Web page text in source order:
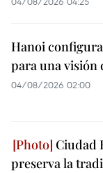
Hanoi
para una visión
04/08/2026 02:00
Ciudad
preserva la